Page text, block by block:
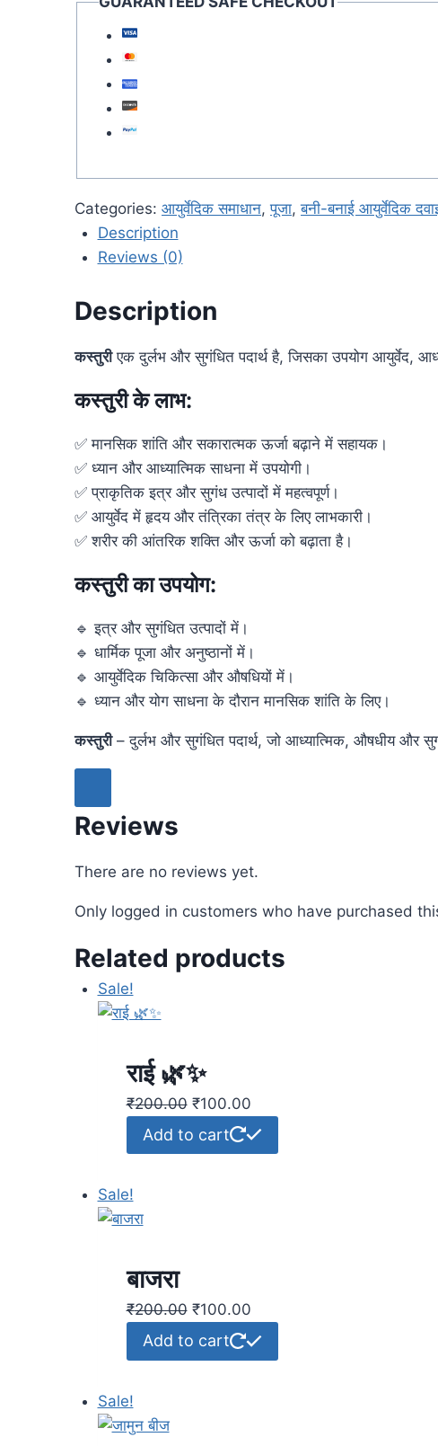
Categories: आयुर्वेदिक समाधान,पूजा,बनी-बनाई आयुर्वेदिक
Description
Reviews (0)
Description
कस्तुरीएक दुर्लभ और सुगंधित पदार्थ है, जिसका उपयोग आयुर्वेद,
कस्तुरी के लाभ:
✅ मानसिक शांति और सकारात्मक ऊर्जा बढ़ाने में सहायक।
✅ ध्यान और आध्यात्मिक साधना में उपयोगी।
✅ प्राकृतिक इत्र और सुगंध उत्पादों में महत्वपूर्ण।
✅ आयुर्वेद में हृदय और तंत्रिका तंत्र के लिए लाभकारी।
✅ शरीर की आंतरिक शक्ति और ऊर्जा को बढ़ाता है।
कस्तुरी का उपयोग:
🔹 इत्र और सुगंधित उत्पादों में।
🔹 धार्मिक पूजा और अनुष्ठानों में।
🔹 आयुर्वेदिक चिकित्सा और औषधियों में।
🔹 ध्यान और योग साधना के दौरान मानसिक शांति के लिए।
कस्तुरी– दुर्लभ और सुगंधित पदार्थ, जो आध्यात्मिक, औषधीय और
Reviews
There are no reviews yet.
Only logged in customers who have purchased
Related products
Sale!
राई 🌿✨
₹200.00 ₹100.00
Add to cart
Sale!
बाजरा
₹200.00 ₹100.00
Add to cart
Sale!